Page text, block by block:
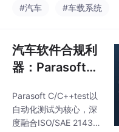
源管理挑战。本文介绍
内存资源管理方面的重
要作用，并结合 Green
Hills INTEGRITY RTOS
时系统运行。
#汽车 #车载系统
汽车软件合规利
器：Parasoft
动化测试轻松搞
定ISO/SAE 214
Parasoft C/C++test以
自动化测试为核心，深
度融合ISO/SAE 21434